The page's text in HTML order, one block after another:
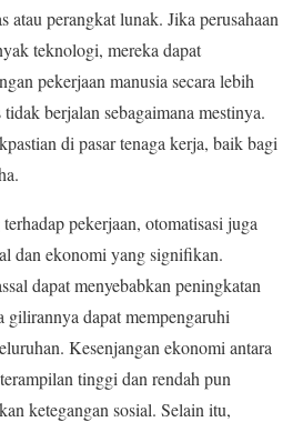
atau perangkat lunak. Jika perusahaan
teknologi, mereka dapat
pekerjaan manusia secara lebih
berjalan sebagaimana mestinya.
di pasar tenaga kerja, baik bagi
pekerjaan, otomatisasi juga
dan ekonomi yang signifikan.
dapat menyebabkan peningkatan
gilirannya dapat mempengaruhi
Kesenjangan ekonomi antara
tinggi dan rendah pun
ketegangan sosial. Selain itu,